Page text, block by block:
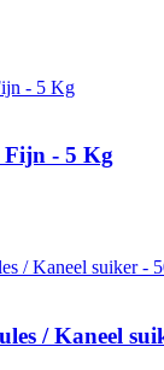
- 5 Kg
/ Kaneel